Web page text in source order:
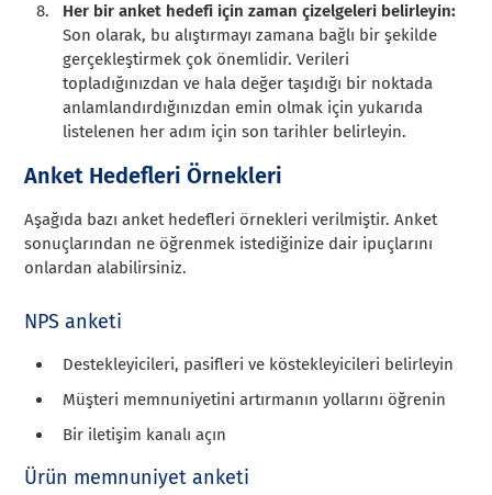
Her bir anket hedefi için zaman çizelgeleri belirleyin:
Son olarak, bu alıştırmayı zamana bağlı bir şekilde
gerçekleştirmek çok önemlidir. Verileri
topladığınızdan ve hala değer taşıdığı bir noktada
anlamlandırdığınızdan emin olmak için yukarıda
listelenen her adım için son tarihler belirleyin.
Anket Hedefleri Örnekleri
Aşağıda bazı anket hedefleri örnekleri verilmiştir. Anket
sonuçlarından ne öğrenmek istediğinize dair ipuçlarını
onlardan alabilirsiniz.
NPS anketi
Destekleyicileri, pasifleri ve köstekleyicileri belirleyin
Müşteri memnuniyetini artırmanın yollarını öğrenin
Bir iletişim kanalı açın
Ürün memnuniyet anketi